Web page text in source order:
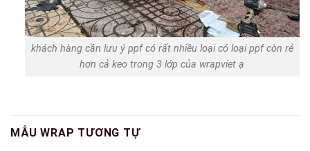
khách hàng cần lưu ý ppf có rất nhiều loại có loại ppf còn rẻ
hơn cả keo trong 3 lớp của wrapviet ạ
MẪU WRAP TƯƠNG TỰ